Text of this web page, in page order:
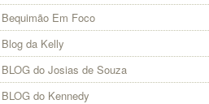
Bequimão Em Foco
Blog da Kelly
BLOG do Josias de Souza
BLOG do Kennedy